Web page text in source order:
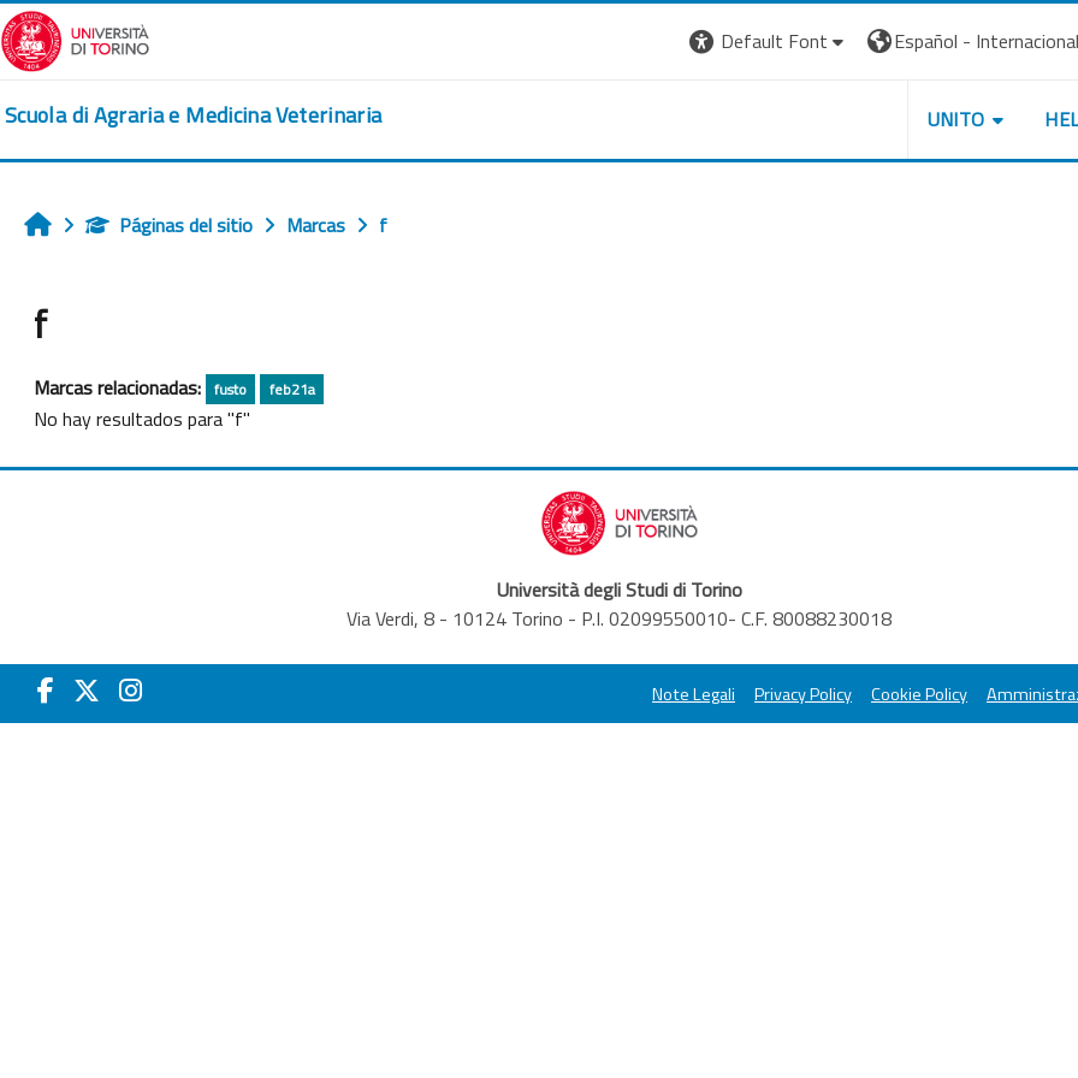
Salta al contenido principal
Default Font Español -
Scuola di Agraria e Medicina Veterinaria UNITO
InicioPáginas del sitio Marcas f
f
Marcas relacionadas: fusto feb21a
No hay resultados para "f"
Università degli Studi di Torino
Via Verdi, 8 - 10124 Torino - P.I. 02099550010- C.F. 80088230018
Note Legali Privacy Policy Cookie Policy